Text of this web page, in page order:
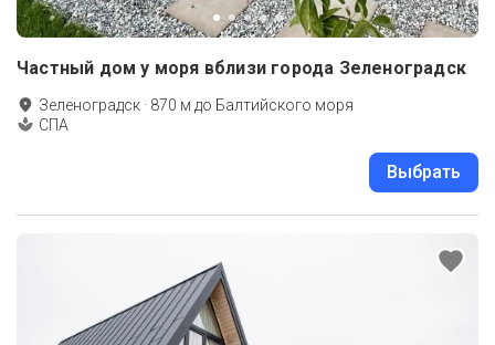
Частный дом у моря вблизи города Зеленоградск
Зеленоградск · 870 м до Балтийского моря
СПА
Выбрать